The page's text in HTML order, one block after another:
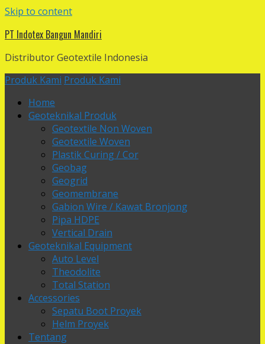
Skip to content
PT Indotex Bangun Mandiri
Distributor Geotextile Indonesia
Produk Kami Produk Kami
Home
Geoteknikal Produk
Geotextile Non Woven
Geotextile Woven
Plastik Curing / Cor
Geobag
Geogrid
Geomembrane
Gabion Wire / Kawat Bronjong
Pipa HDPE
Vertical Drain
Geoteknikal Equipment
Auto Level
Theodolite
Total Station
Accessories
Sepatu Boot Proyek
Helm Proyek
Tentang